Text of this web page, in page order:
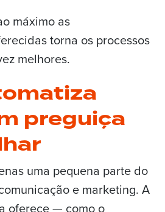
máximo as
torna os processos
melhores.
preguiça
uma pequena parte do
e marketing. A
oferece — como o